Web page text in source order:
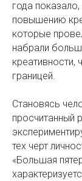
года
повышению
которые
набрали
креативности,
границей.
Становясь
просчитанный
тех черт
«Большая